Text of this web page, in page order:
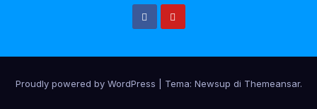
Proudly powered by WordPress Tema: Newsup di Themeansar.